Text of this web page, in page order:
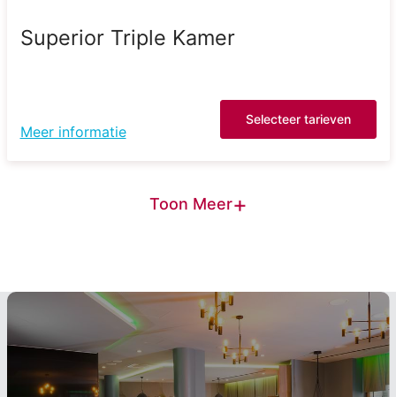
Superior Triple Kamer
Meer informatie
Selecteer tarieven
Toon Meer+